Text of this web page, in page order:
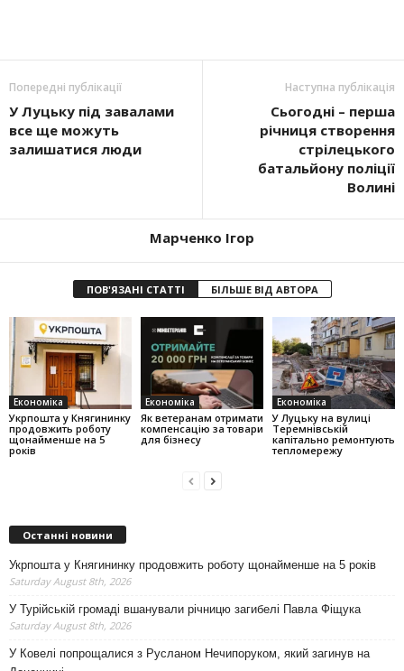
Попередні публікації
У Луцьку під завалами
все ще можуть
залишатися люди
Наступна публікація
Сьогодні – перша
річниця створення
стрілецького
батальйону поліції
Волині
Марченко Ігор
ПОВ'ЯЗАНІ СТАТТІ БІЛЬШЕ ВІД АВТОРА
Економіка
Укрпошта у Княгининку
продовжить роботу
щонайменше на 5
років
Економіка
Як ветеранам отримати
компенсацію за товари
для бізнесу
Економіка
У Луцьку на вулиці
Теремнівській
капітально ремонтують
тепломережу
Останні новини
Укрпошта у Княгининку продовжить роботу щонайменше на 5 років
Saturday August 8th, 2026
У Турійській громаді вшанували річницю загибелі Павла Фіщука
Saturday August 8th, 2026
У Ковелі попрощалися з Русланом Нечипоруком, який загинув на